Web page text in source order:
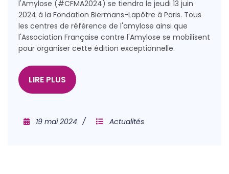
l'Amylose (#CFMA2024) se tiendra le jeudi 13 juin
2024 à la Fondation Biermans-Lapôtre à Paris. Tous
les centres de référence de l'amylose ainsi que
l'Association Française contre l'Amylose se mobilisent
pour organiser cette édition exceptionnelle.
LIRE PLUS
19 mai 2024 Actualités